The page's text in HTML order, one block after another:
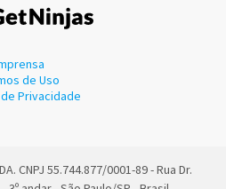
de Uso
Privacidade
CNPJ 55.744.877/0001-89 - Rua Dr.